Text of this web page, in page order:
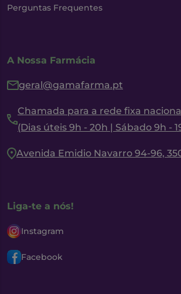
Perguntas Frequentes
A Nossa Farmácia
geral@gamafarma.pt
Chamada para a rede fixa
(Dias úteis 9h - 20h | Sábado 9h -
Avenida Emidio Navarro 94-96,
Liga-te a nós!
Instagram
Facebook